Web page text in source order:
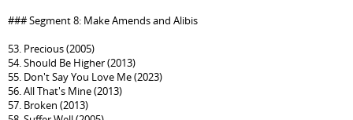
### Segment 8: Make Amends and Alibis
53. Precious (2005)
54. Should Be Higher (2013)
55. Don't Say You Love Me (2023)
56. All That's Mine (2013)
57. Broken (2013)